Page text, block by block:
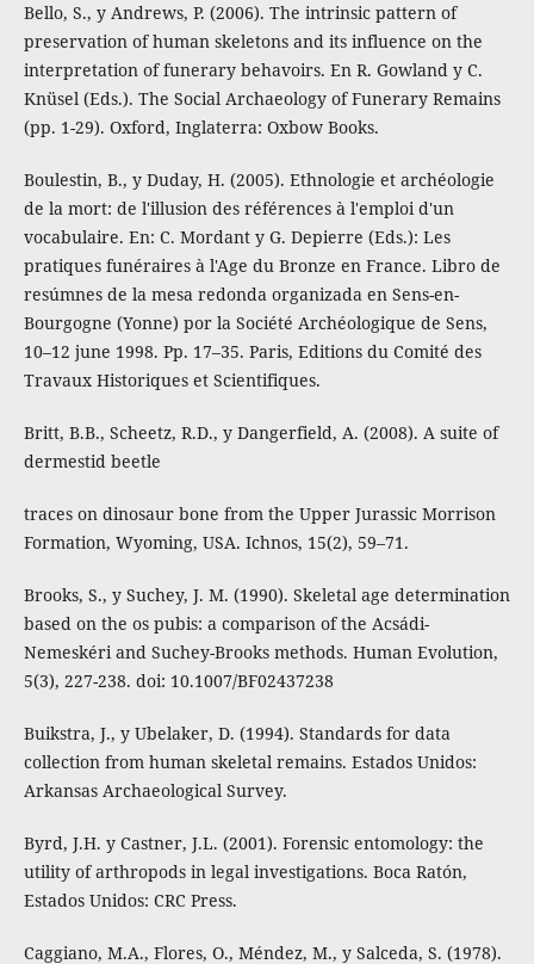
Bello, S., y Andrews, P. (2006). The intrinsic pattern of
preservation of human skeletons and its influence on the
interpretation of funerary behavoirs. En R. Gowland y C.
Knüsel (Eds.). The Social Archaeology of Funerary Remains
(pp. 1-29). Oxford, Inglaterra: Oxbow Books.
Boulestin, B., y Duday, H. (2005). Ethnologie et archéologie
de la mort: de l'illusion des références à l'emploi d'un
vocabulaire. En: C. Mordant y G. Depierre (Eds.): Les
pratiques funéraires à l'Age du Bronze en France. Libro de
resúmnes de la mesa redonda organizada en Sens-en-
Bourgogne (Yonne) por la Société Archéologique de Sens,
10–12 june 1998. Pp. 17–35. Paris, Editions du Comité des
Travaux Historiques et Scientifiques.
Britt, B.B., Scheetz, R.D., y Dangerfield, A. (2008). A suite of
dermestid beetle
traces on dinosaur bone from the Upper Jurassic Morrison
Formation, Wyoming, USA. Ichnos, 15(2), 59–71.
Brooks, S., y Suchey, J. M. (1990). Skeletal age determination
based on the os pubis: a comparison of the Acsádi-
Nemeskéri and Suchey-Brooks methods. Human Evolution,
5(3), 227-238. doi: 10.1007/BF02437238
Buikstra, J., y Ubelaker, D. (1994). Standards for data
collection from human skeletal remains. Estados Unidos:
Arkansas Archaeological Survey.
Byrd, J.H. y Castner, J.L. (2001). Forensic entomology: the
utility of arthropods in legal investigations. Boca Ratón,
Estados Unidos: CRC Press.
Caggiano, M.A., Flores, O., Méndez, M., y Salceda, S. (1978).